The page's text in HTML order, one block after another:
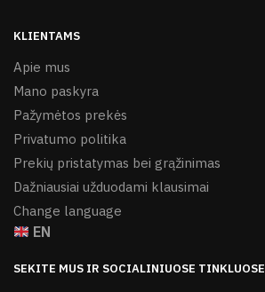
KLIENTAMS
Apie mus
Mano paskyra
Pažymėtos prekės
Privatumo politika
Prekių pristatymas bei grąžinimas
Dažniausiai užduodami klausimai
Change language
EN
SEKITE MUS IR SOCIALINIUOSE TINKLUOSE